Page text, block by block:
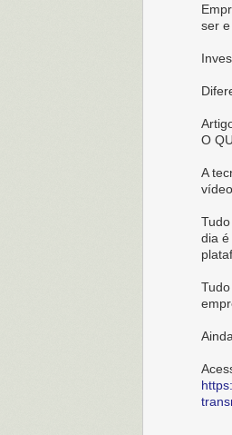
ser
O
A
dia é